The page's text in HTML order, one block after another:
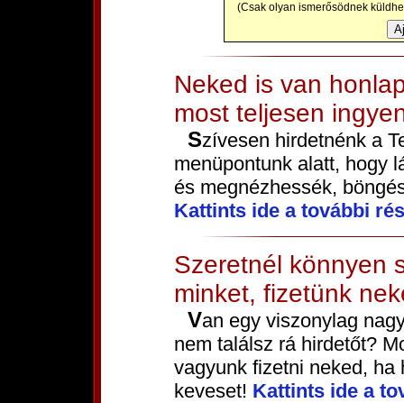
(Csak olyan ismerősödnek
Neked is van
most teljesen
Szívesen hirdetnénk a
menüpontunk alatt, hogy
és megnézhessék,
Kattints ide a további
Szeretnél könnyen
minket, fizetünk
Van egy viszonylag nagy látogatottságú weboldalad, de
nem találsz rá hirdetőt?
vagyunk fizetni neked,
keveset! Kattints ide a